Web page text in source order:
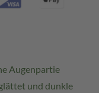
Augenpartie
und dunkle